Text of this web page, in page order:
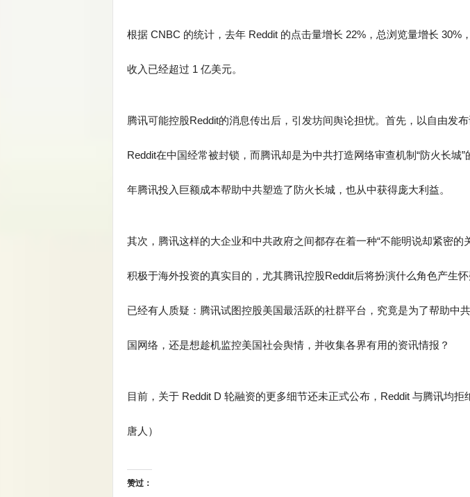
根据 CNBC 的统计，去年 Reddit 的点击量增长 22%，总浏览量增长 30%
收入已经超过 1 亿美元。
腾讯可能控股Reddit的消息传出后，引发坊间舆论担忧。首先，以自由发
Reddit在中国经常被封锁，而腾讯却是为中共打造网络审查机制“防火长城”
年腾讯投入巨额成本帮助中共塑造了防火长城，也从中获得庞大利益。
其次，腾讯这样的大企业和中共政府之间都存在着一种“不能明说却紧密的
积极于海外投资的真实目的，尤其腾讯控股Reddit后将扮演什么角色产生
已经有人质疑：腾讯试图控股美国最活跃的社群平台，究竟是为了帮助中
国网络，还是想趁机监控美国社会舆情，并收集各界有用的资讯情报？
目前，关于 Reddit D 轮融资的更多细节还未正式公布，Reddit 与腾讯均拒
唐人）
赞过：